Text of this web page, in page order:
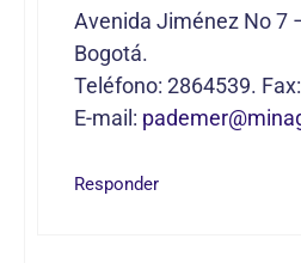
Avenida Jiménez No 7
Bogotá.
Teléfono: 2864539.
E-mail:
Responder